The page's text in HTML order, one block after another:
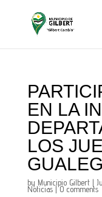
EN LA
LOS
by Municipio Gilbert|
Noticias|0 comments